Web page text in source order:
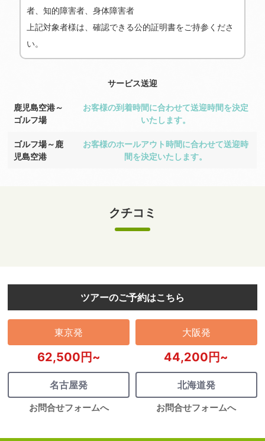
者、知的障害者、身体障害者
上記対象者様は、確認できる公的証明書をご持参くださ
い。
サービス送迎
鹿児島空港～
ゴルフ場
お客様の到着時間に合わせて送迎時間を決定
いたします。
ゴルフ場～鹿
児島空港
お客様のホールアウト時間に合わせて送迎時
間を決定いたします。
クチコミ
ツアーのご予約はこちら
東京発
62,500円~
大阪発
44,200円~
名古屋発
お問合せフォームへ
北海道発
お問合せフォームへ